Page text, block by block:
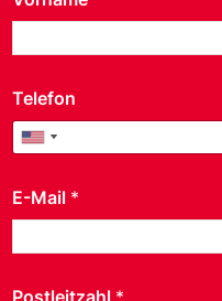
Telefon
United States +1
United States +1
E-Mail *
Postleitzahl *